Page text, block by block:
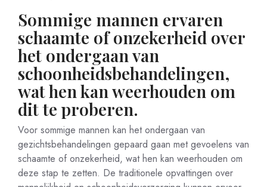
Sommige mannen ervaren
schaamte of onzekerheid over
het ondergaan van
schoonheidsbehandelingen,
wat hen kan weerhouden om
dit te proberen.
Voor sommige mannen kan het ondergaan van
gezichtsbehandelingen gepaard gaan met gevoelens van
schaamte of onzekerheid, wat hen kan weerhouden om
deze stap te zetten. De traditionele opvattingen over